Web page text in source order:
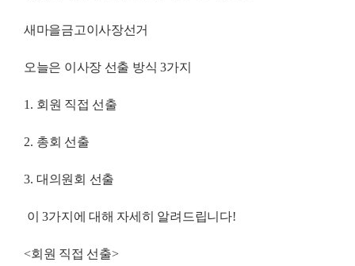
새마을금고이사장선거
오늘은 이사장 선출 방식3가지
1. 회원 직접 선출
2. 총회 선출
3. 대의원회 선출
이3가지에 대해 자세히 알려드립니다!
<회원 직접 선출>